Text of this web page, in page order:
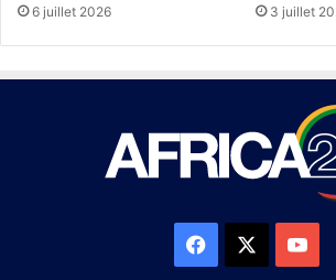
6 juillet 2026 3 juillet